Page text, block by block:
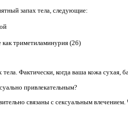
запах тела, следующие:
как триметиламинурия (26)
тела. Фактически, когда ваша кожа
привлекательным?
связаны с сексуальным